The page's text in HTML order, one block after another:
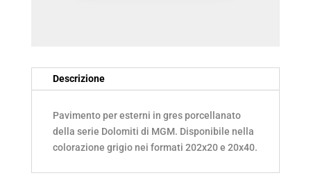
quantità
Descrizione
Pavimento per esterni in gres porcellanato
della serie Dolomiti di MGM. Disponibile nella
colorazione grigio nei formati 202x20 e 20x40.